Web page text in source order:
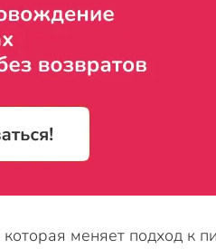
которая меняет подход